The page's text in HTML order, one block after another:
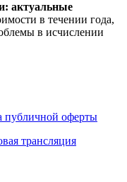
актуальные
в течении года,
в исчислении
публичной оферты
трансляция